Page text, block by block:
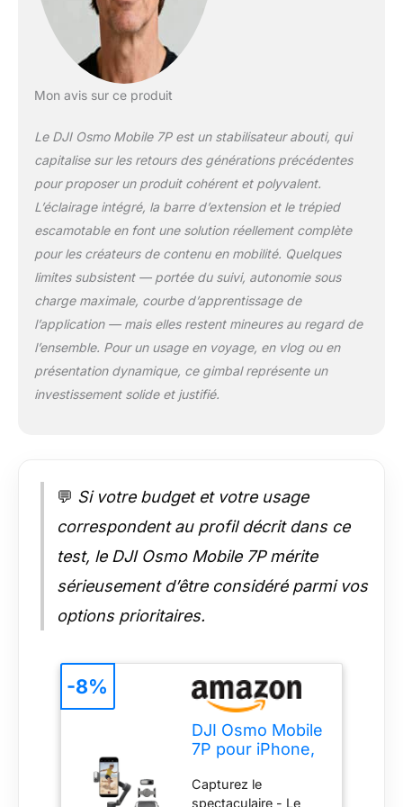
cinématographique
avec facilité.
DJI Mimo pour
en un seul clic.
Filmez et modifiez
comme un pro,
économisant du
temps et améliorant
instantanément votre
narration créative.
Tellement rapide,
tellement facile -
Dépliez la nacelle
pour l'allumer.
Montez facilement un
smartphone appairé
automatiquement [3]
puissiez filmer
instantanément.
Rationalisez votre
créativité - La barre
et le trépied [4] de
vous permettent de
capturer de larges
selfies et des vlogs
liberté créative sans
l'encombrement
supplémentaires.
Mon avis sur ce produit
Le DJI Osmo Mobile 7P est un stabilisateur abouti, qui
capitalise sur les retours des générations précédentes
pour proposer un produit cohérent et polyvalent.
L’éclairage intégré, la barre d’extension et le trépied
escamotable en font une solution réellement complète
pour les créateurs de contenu en mobilité. Quelques
limites subsistent — portée du suivi, autonomie sous
charge maximale, courbe d’apprentissage de
l’application — mais elles restent mineures au regard de
l’ensemble. Pour un usage en voyage, en vlog ou en
présentation dynamique, ce gimbal représente un
investissement solide et justifié.
💬 Si votre budget et votre usage
correspondent au profil décrit dans ce
test, le DJI Osmo Mobile 7P mérite
sérieusement d’être considéré parmi vos
options prioritaires.
DJI Osmo Mobile
7P pour iPhone,
Nacelle, Android,
Capturez le
spectaculaire - Le
-8%